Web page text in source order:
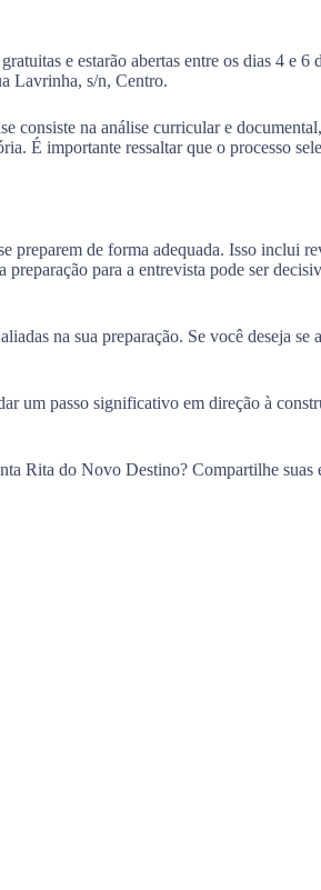
e estarão abertas entre os dias 4 e
Lavrinha, s/n, Centro.
consiste na análise curricular e
É importante ressaltar que o processo
preparem de forma adequada. Isso
para a entrevista pode ser
na sua preparação. Se você deseja
um passo significativo em direção à
Rita do Novo Destino? Compartilhe suas